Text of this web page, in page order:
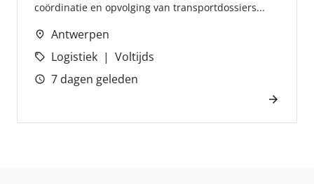
coördinatie en opvolging van transportdossiers...
Antwerpen
Logistiek
Voltijds
7 dagen geleden